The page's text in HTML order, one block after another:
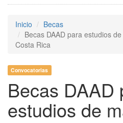
Inicio
Becas
Becas DAAD para estudios
Costa Rica
Convocatorias
Becas DAAD
estudios de